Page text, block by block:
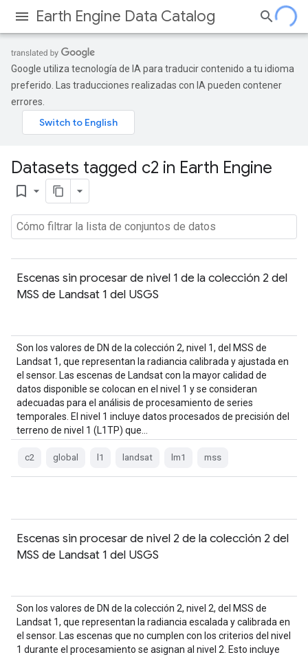
Earth Engine Data Catalog
Google utiliza tecnología de IA para traducir contenido a tu idioma
preferido. Las traducciones realizadas con IA pueden contener
errores.
Datasets tagged c2 in Earth Engine
bookmark_border
Escenas sin procesar de nivel 1 de la colección 2 del
MSS de Landsat 1 del USGS
Son los valores de DN de la colección 2, nivel 1, del MSS de
Landsat 1, que representan la radiancia calibrada y ajustada en
el sensor. Las escenas de Landsat con la mayor calidad de
datos disponible se colocan en el nivel 1 y se consideran
adecuadas para el análisis de procesamiento de series
temporales. El nivel 1 incluye datos procesados de precisión del
terreno de nivel 1 (L1TP) que…
c2 global l1 landsat lm1 mss
Escenas sin procesar de nivel 2 de la colección 2 del
MSS de Landsat 1 del USGS
Son los valores de DN de la colección 2, nivel 2, del MSS de
Landsat 1, que representan la radiancia escalada y calibrada en
el sensor. Las escenas que no cumplen con los criterios del nivel
1 durante el procesamiento se asignan al nivel 2. Esto incluye